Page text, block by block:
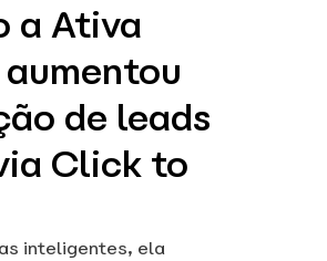
a Ativa
de leads
Click to
inteligentes, ela